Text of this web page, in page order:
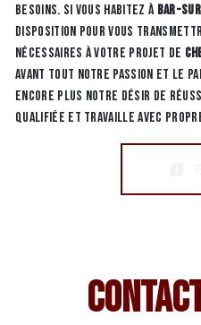
besoins. Si vous habitez à Bar-
disposition pour vous
nécessaires à votre projet de
avant tout notre passion et le
encore plus notre désir de
qualifiée et travaille avec